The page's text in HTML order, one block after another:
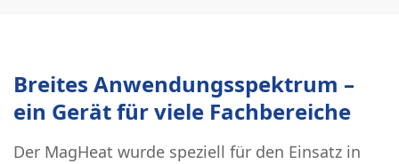
Breites Anwendungsspektrum –
ein Gerät für viele Fachbereiche
Der MagHeat wurde speziell für den Einsatz in